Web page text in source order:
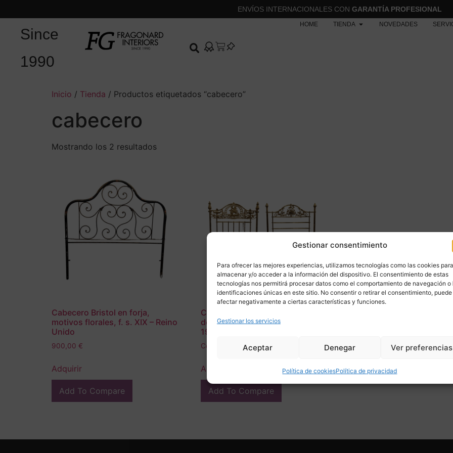
Gestionar consentimiento
Para ofrecer las mejores experiencias, utilizamos tecnologías como las cookies para
almacenar y/o acceder a la información del dispositivo. El consentimiento de estas
tecnologías nos permitirá procesar datos como el comportamiento de navegación o
identificaciones únicas en este sitio. No consentir o retirar el consentimiento, puede
afectar negativamente a ciertas características y funciones.
Gestionar los servicios
Aceptar Denegar Ver preferencias
Política de cookiesPolítica de privacidad
ENVÍOS INTERNACIONALES CON GARANTÍA PROFESIONAL
Since
1990
HOME TIENDA NOVEDADES
Inicio / Tienda / Productos etiquetados “cabecero”
cabecero
Mostrando los 2 resultados
Cabecero Bristol en forja,
motivos florales, f. s. XIX – Reino
Unido
900,00 €
Adquirir
Add To Compare
Cama / cabeceros, Bronce
dorado, Estilo Napoleón III, hacia
1900 – Francia
Consultar precio
Adquirir
Add To Compare